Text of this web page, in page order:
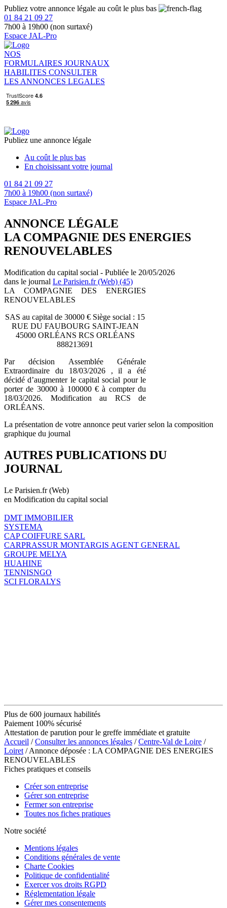
Publiez votre annonce légale au coût le plus bas
01 84 21 09 27
7h00 à 19h00 (non surtaxé)
Espace JAL-Pro
NOS
FORMULAIRES JOURNAUX
HABILITES CONSULTER
LES ANNONCES LEGALES
Publiez une annonce légale
Au coût le plus bas
En choisissant votre journal
01 84 21 09 27
7h00 à 19h00 (non surtaxé)
Espace JAL-Pro
ANNONCE LÉGALE
LA COMPAGNIE DES ENERGIES
RENOUVELABLES
Modification du capital social - Publiée le 20/05/2026
dans le journal Le Parisien.fr (Web) (45)
LA COMPAGNIE DES ENERGIES
RENOUVELABLES
SAS au capital de 30000 € Siège social : 15
RUE DU FAUBOURG SAINT-JEAN
45000 ORLÉANS RCS ORLÉANS
888213691
Par décision Assemblée Générale
Extraordinaire du 18/03/2026 , il a été
décidé d’augmenter le capital social pour le
porter de 30000 à 100000 € à compter du
18/03/2026. Modification au RCS de
ORLÉANS.
La présentation de votre annonce peut varier selon la composition
graphique du journal
AUTRES PUBLICATIONS DU
JOURNAL
Le Parisien.fr (Web)
en Modification du capital social
DMT IMMOBILIER
SYSTEMA
CAP COIFFURE SARL
CARPRASSUR MONTARGIS AGENT GENERAL
GROUPE MELYA
HUAHINE
TENNISNGO
SCI FLORALYS
Plus de 600 journaux habilités
Paiement 100% sécurisé
Attestation de parution pour le greffe immédiate et gratuite
Accueil /Consulter les annonces légales /Centre-Val de Loire /
Loiret / Annonce déposée : LA COMPAGNIE DES ENERGIES
RENOUVELABLES
Fiches pratiques et conseils
Créer son entreprise
Gérer son entreprise
Fermer son entreprise
Toutes nos fiches pratiques
Notre société
Mentions légales
Conditions générales de vente
Charte Cookies
Politique de confidentialité
Exercer vos droits RGPD
Réglementation légale
Gérer mes consentements